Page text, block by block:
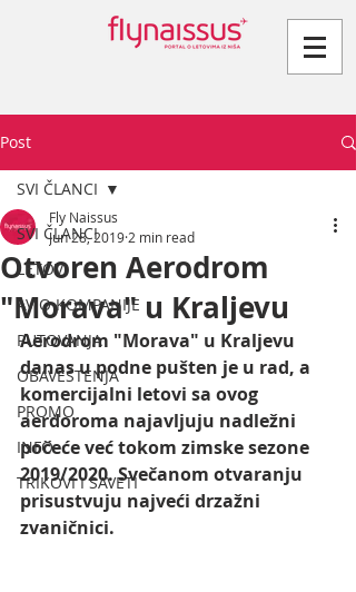
Post
SVI ČLANCI
LETOVI
AVIO KOMPANIJE
PUTOVANJA
OBAVEŠTENJA
PROMO
INFO
TRIKOVI I SAVETI
SVI ČLANCI
Otvoren Aerodrom
"Morava" u Kraljevu
Fly Naissus
Jun 28, 2019 2 min read
Aerodrom "Morava" u Kraljevu
danas u podne pušten je u rad, a
komercijalni letovi sa ovog
aerdoroma najavljuju nadležni
počeće već tokom zimske sezone
2019/2020. Svečanom otvaranju
prisustvuju najveći drzažni
zvaničnici.